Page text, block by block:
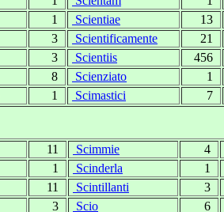
1 Scientiae
13
3 Scientificamente
21
3 Scientiis
456
8 Scienziato
1
1 Scimastici 7
11 Scimmie
4
1 Scinderla
1
11 Scintillanti
3
3 Scio 6